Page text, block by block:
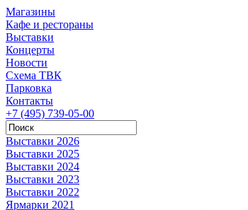
Магазины
Кафе и рестораны
Выставки
Концерты
Новости
Схема ТВК
Парковка
Контакты
+7 (495) 739-05-00
Выставки 2026
Выставки 2025
Выставки 2024
Выставки 2023
Выставки 2022
Ярмарки 2021